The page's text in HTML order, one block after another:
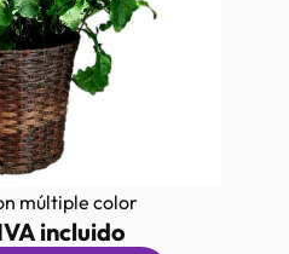
múltiple color
incluido